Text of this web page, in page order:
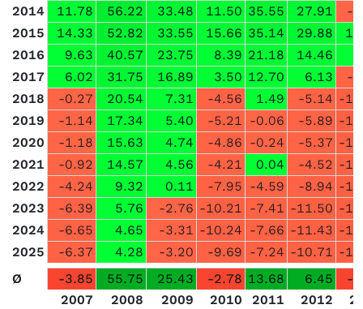
2014
11.78 56.22 33.48 11.50 35.55 27.91
-
2015
14.33 52.82 33.55 15.66 35.14 29.88
2016
9.63 40.57 23.75 8.39 21.18 14.46
2017
6.02 31.75 16.89 3.50 12.70 6.13
-
2018
-0.27 20.54 7.31 -4.56 1.49 -5.14 -
2019
-1.14 17.34 5.40 -5.21 -0.06 -5.89 -
2020
-1.18 15.63 4.74 -4.86 -0.24 -5.37 -
2021
-0.92 14.57 4.56 -4.21 0.04 -4.52 -
2022
-4.24 9.32 0.11 -7.95 -4.59 -8.94 -
2023
-6.39 5.76 -2.76 -10.21 -7.41 -11.50 -
2024
-6.65 4.65 -3.31 -10.24 -7.66 -11.43 -
2025
-6.37 4.28 -3.20 -9.69 -7.24 -10.71 -
Ø
-3.85 55.75 25.43 -2.78 13.68 6.45
-
2007
2008 2009 2010 2011 2012